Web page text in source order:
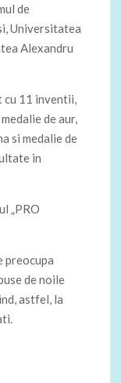
de
Universitatea
Alexandru
cu 11 inventii,
de aur,
si medalie de
in
„PRO
preocupa
de noile
astfel, la